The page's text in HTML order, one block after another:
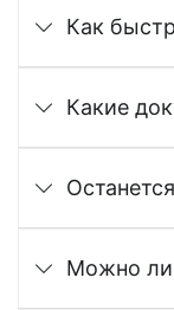
Как
Какие
Можно ли